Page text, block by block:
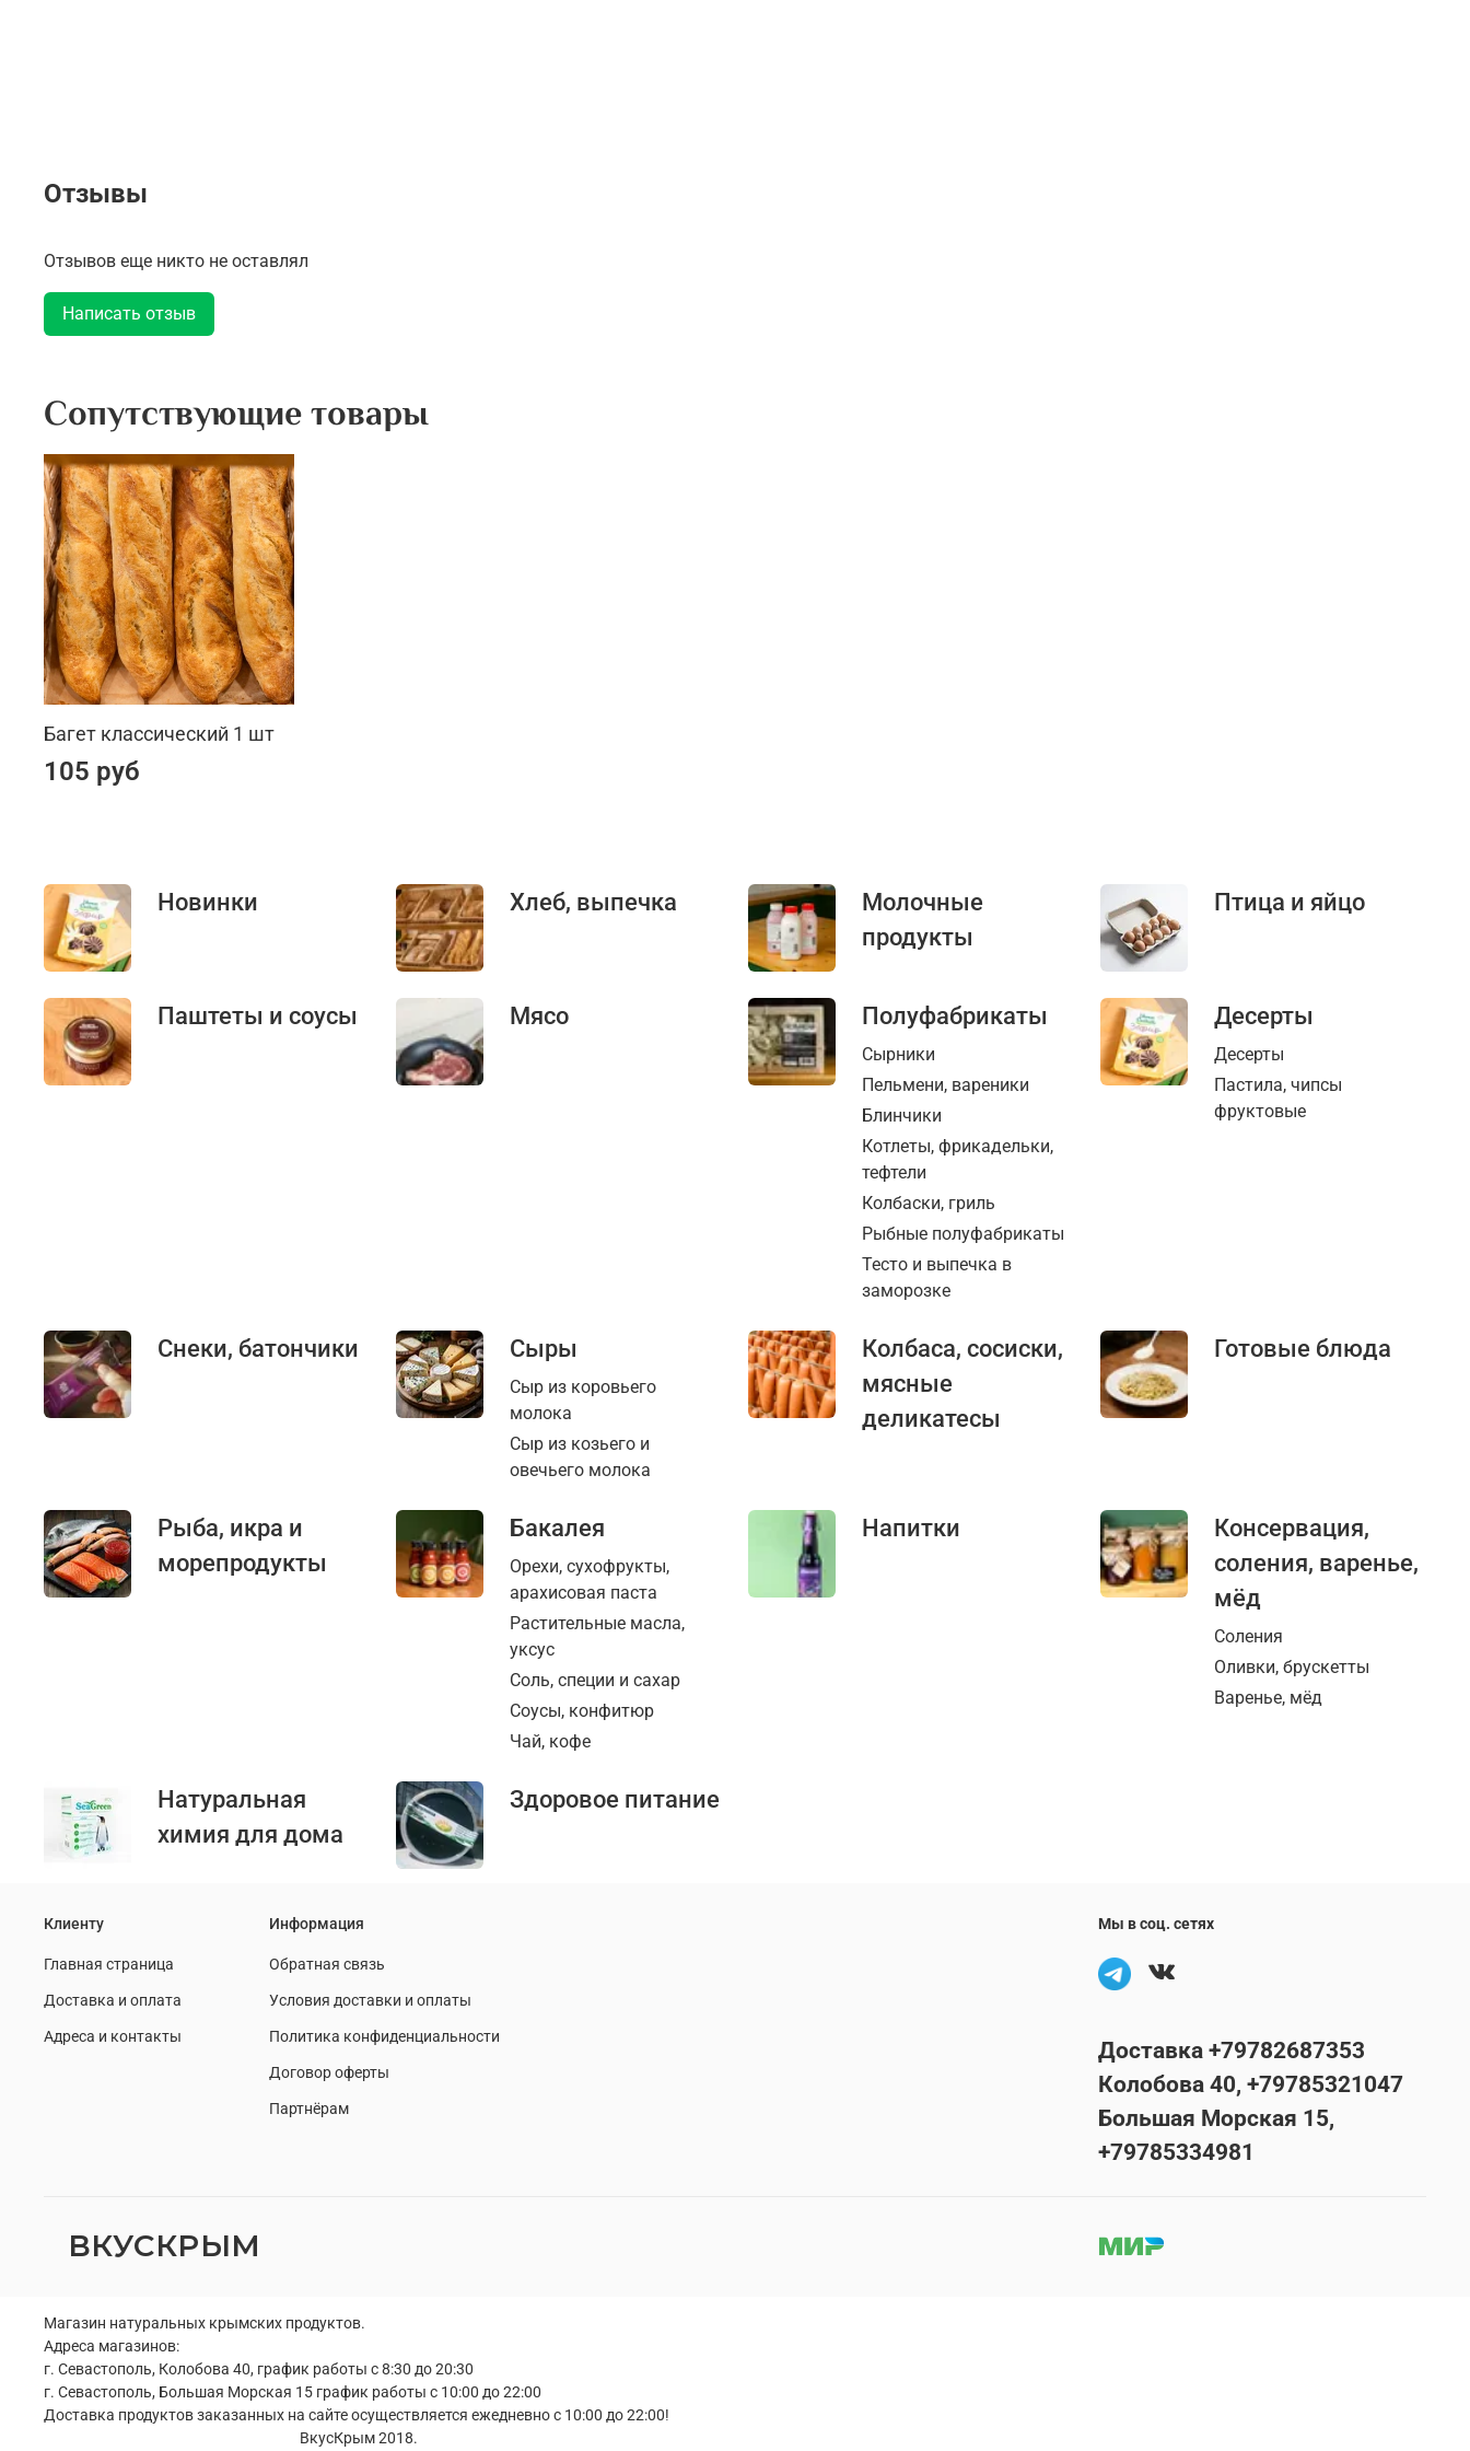
Отзывы
Отзывов еще никто не оставлял
Написать отзыв
Сопутствующие товары
Багет классический 1 шт
105 руб
Новинки Хлеб, выпечка
Молочные
продукты
Птица и яйцо
Паштеты и соусы Мясо Полуфабрикаты
Сырники
Пельмени, вареники
Блинчики
Котлеты, фрикадельки,
тефтели
Колбаски, гриль
Рыбные полуфабрикаты
Тесто и выпечка в
заморозке
Десерты
Десерты
Пастила, чипсы
фруктовые
Снеки, батончики Сыры
Сыр из коровьего
молока
Сыр из козьего и
овечьего молока
Колбаса, сосиски,
мясные
деликатесы
Готовые блюда
Рыба, икра и
морепродукты
Бакалея
Орехи, сухофрукты,
арахисовая паста
Растительные масла,
уксус
Соль, специи и сахар
Соусы, конфитюр
Чай, кофе
Напитки
Консервация,
соления, варенье,
мёд
Соления
Оливки, брускетты
Варенье, мёд
Натуральная
химия для дома
Здоровое питание
Клиенту
Главная страница
Доставка и оплата
Адреса и контакты
Информация
Обратная связь
Условия доставки и оплаты
Политика конфиденциальности
Договор оферты
Партнёрам
Мы в соц. сетях
Доставка +79782687353
Колобова 40, +79785321047
Большая Морская 15,
+79785334981
ВКУСКРЫМ
Магазин натуральных крымских продуктов.
Адреса магазинов:
г. Севастополь, Колобова 40, график работы с 8:30 до 20:30
г. Севастополь, Большая Морская 15 график работы с 10:00 до 22:00
Доставка продуктов заказанных на сайте осуществляется ежедневно с 10:00 до 22:00!
ВкусКрым 2018.